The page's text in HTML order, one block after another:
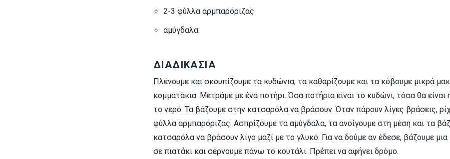
2-3 φύλλα αρμπαρόριζας
αμύγδαλα
ΔΙΑΔΙΚΑΣΙΑ
Πλένουμε και σκουπίζουμε τα κυδώνια, τα καθαρίζουμε και τα κόβουμε μικρά
κομματάκια. Μετράμε με ένα ποτήρι. Όσα ποτήρια είναι το κυδώνι, τόσα θα είναι
το νερό. Τα βάζουμε στην κατσαρόλα να βράσουν. Όταν πάρουν λίγες βράσεις,
φύλλα αρμπαρόριζας. Ασπρίζουμε τα αμύγδαλα, τα ανοίγουμε στη μέση και τα
κατσαρόλα να βράσουν λίγο μαζί με το γλυκό. Για να δούμε αν έδεσε, βάζουμε μια
σε πιατάκι και σέρνουμε πάνω το κουτάλι. Πρέπει να αφήνει δρόμο.